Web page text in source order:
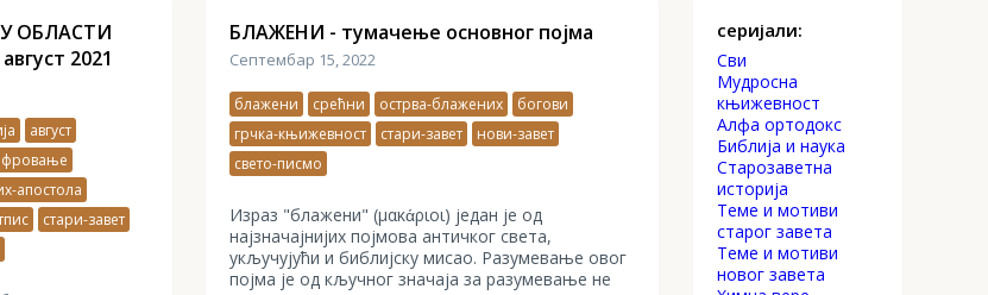
ОБЛАСТИ
2021
август
апостола
стари-завет
БЛАЖЕНИ - тумачење основног појма
Септембар 15, 2022
блажени срећни острва-блажених
богови
грчка-књижевност
стари-завет
нови-завет
свето-писмо
Израз "блажени" (μακάριοι) један је од
најзначајнијих појмова античког света,
укључујући и библијску мисао. Разумевање овог
појма је од кључног значаја за разумевање не
серијали:
Сви
Mудросна
књижевност
Алфа ортодокс
Библија и наука
Старозаветна
историја
Теме и мотиви
старог завета
Теме и мотиви
новог завета